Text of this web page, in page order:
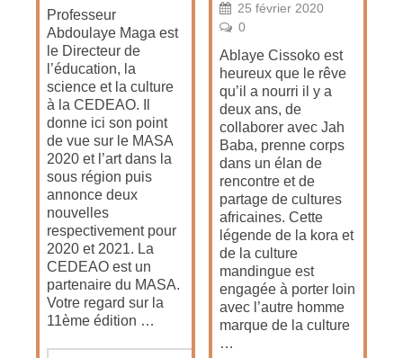
Professeur
Abdoulaye Maga est
le Directeur de
l’éducation, la
science et la culture
à la CEDEAO. Il
donne ici son point
de vue sur le MASA
2020 et l’art dans la
sous région puis
annonce deux
nouvelles
respectivement pour
2020 et 2021. La
CEDEAO est un
partenaire du MASA.
Votre regard sur la
11ème édition …
25 février 2020
0
Ablaye Cissoko est
heureux que le rêve
qu’il a nourri il y a
deux ans, de
collaborer avec Jah
Baba, prenne corps
dans un élan de
rencontre et de
partage de cultures
africaines. Cette
légende de la kora et
de la culture
mandingue est
engagée à porter loin
avec l’autre homme
marque de la culture
…